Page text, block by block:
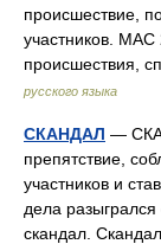
происшествие,
участников. МАС
происшествия,
русского языка
СКАНДАЛ —
препятствие,
участников и
дела
скандал.